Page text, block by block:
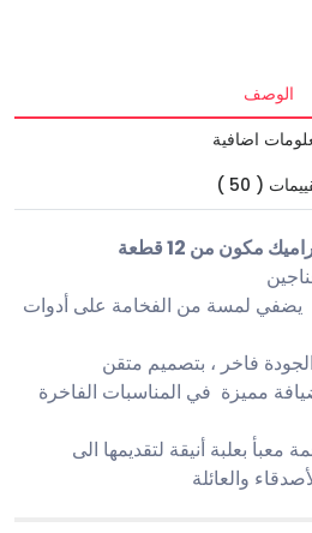
الوصف
اضافية
( 50 )
مكون من 12 قطعة
يضفي لمسة من الفخامة على أدوات
فاخر ، بتصميم متقن
مميزة في المناسبات الفاخرة
معبأ بعلبة أنيقة لتقديمها الى
والعائلة